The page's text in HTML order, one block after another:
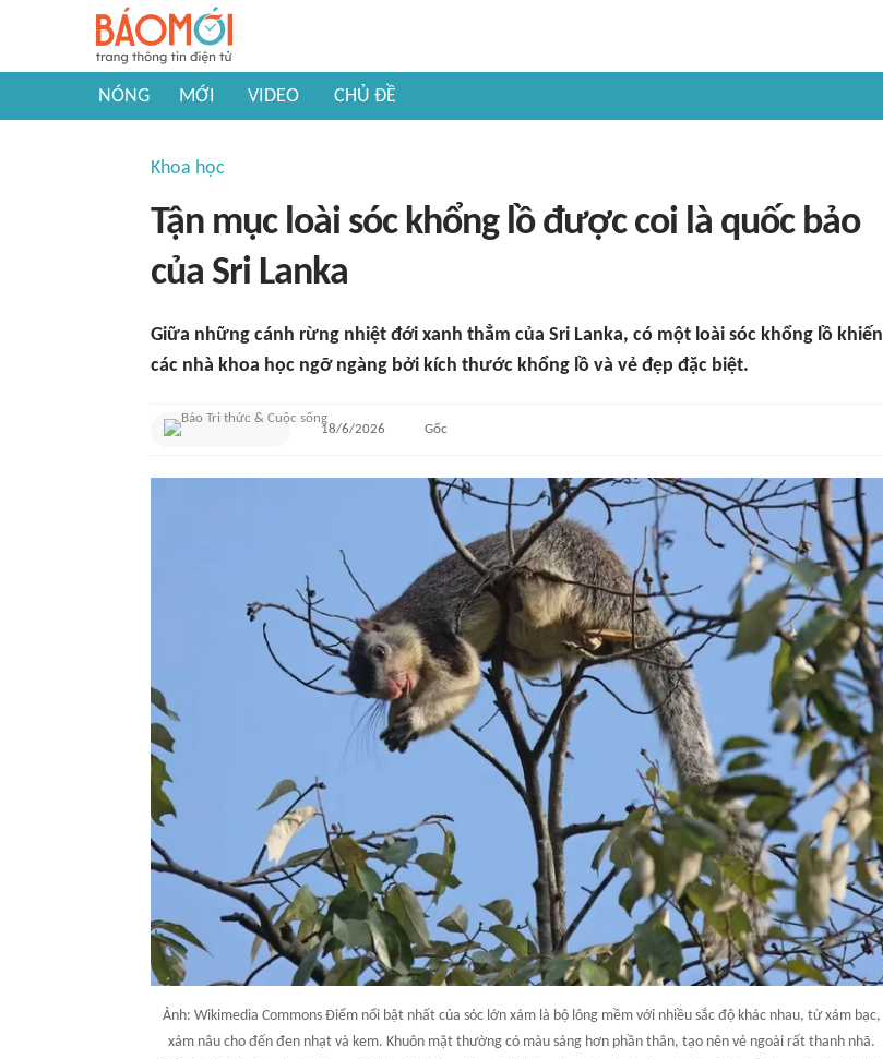
NÓNG MỚI VIDEO CHỦ ĐỀ
Khoa học
Tận mục loài sóc khổng lồ được coi là quốc bảo
của Sri Lanka
Giữa những cánh rừng nhiệt đới xanh thẳm của Sri Lanka, có một loài sóc khổng lồ khiến
các nhà khoa học ngỡ ngàng bởi kích thước khổng lồ và vẻ đẹp đặc biệt.
18/6/2026 Gốc
Ảnh: Wikimedia Commons Điểm nổi bật nhất của sóc lớn xám là bộ lông mềm với nhiều sắc độ khác nhau, từ xám bạc,
xám nâu cho đến đen nhạt và kem. Khuôn mặt thường có màu sáng hơn phần thân, tạo nên vẻ ngoài rất thanh nhã.